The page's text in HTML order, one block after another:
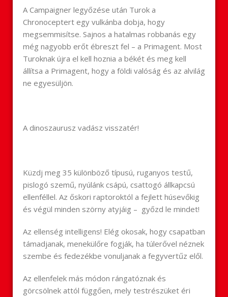
A Campaigner legyőzése után Turok a
Chronoceptert egy vulkánba dobja, hogy
megsemmisítse. Sajnos a hatalmas robbanás egy
még nagyobb erőt ébreszt fel – a Primagent. Most
Turoknak újra el kell hoznia a békét és meg kell
állítsa a Primagent, hogy a földi valóság és az alvilág
ne egyesüljön.
A dinoszaurusz vadász visszatér!
Küzdj meg 35 különböző típusú, ruganyos testű,
pislogó szemű, nyúlánk csápú, csattogó állkapcsú
ellenféllel. Az őskori raptoroktól a fejlett húsevőkig
és végül minden szörny atyjáig – győzd le mindet!
Az ellenség intelligens! Elég okosak, hogy csapatban
támadjanak, menekülőre fogják, ha túlerővel néznek
szembe és fedezékbe vonuljanak a fegyvertűz elől.
Az ellenfelek más módon rángatóznak és
görcsölnek attól függően, mely testrészüket éri